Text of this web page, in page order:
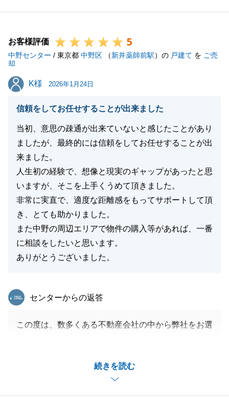
出来て大変嬉しく思っております。
是非ご連絡を頂戴できればと思っております。
私共々、今後とも弊社を末永くご愛顧賜りますよう、
閉じる
お客様評価 5
中野センター / 東京都 中野区 （新井薬師前駅）の 戸建て を ご売
却
K様
K様 2026年1月24日
信頼をしてお任せすることが出来ました
当初、意思の疎通が出来ていないと感じたことがあり
ましたが、最終的には信頼をしてお任せすることが出
来ました。
人生初の経験で、想像と現実のギャップがあったと思
いますが、そこを上手くうめて頂きました。
非常に実直で、適度な距離感をもってサポートして頂
き、とても助かりました。
また中野の周辺エリアで物件の購入等があれば、一番
に相談をしたいと思います。
ありがとうございました。
続きを読む
東急リバブル
センターからの返答
この度は、数多くある不動産会社の中から弊社をお選
ました。有難うございました。
今後ともどうぞ宜しくお願い申し上げます。